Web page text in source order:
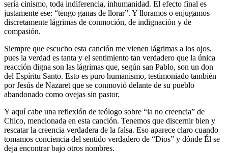
sería cinismo, toda indiferencia, inhumanidad. El efecto final es
justamente ese: “tengo ganas de llorar”. Y lloramos o enjugamos
discretamente lágrimas de conmoción, de indignación y de
compasión.
Siempre que escucho esta canción me vienen lágrimas a los ojos,
pues la verdad es tanta y el sentimiento tan verdadero que la única
reacción digna son las lágrimas que, según san Pablo, son un don
del Espíritu Santo. Esto es puro humanismo, testimoniado también
por Jesús de Nazaret que se conmovió delante de su pueblo
abandonado como ovejas sin pastor.
Y aquí cabe una reflexión de teólogo sobre “la no creencia” de
Chico, mencionada en esta canción. Tenemos que discernir bien y
rescatar la creencia verdadera de la falsa. Eso aparece claro cuando
tomamos conciencia del sentido verdadero de “Dios” y dónde Él se
deja encontrar bajo otros nombres.